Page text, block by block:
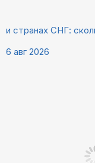
и странах СНГ:
6 авг 2026